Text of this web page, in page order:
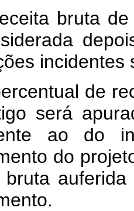
bruta
incidentes
de
será
ao do
do